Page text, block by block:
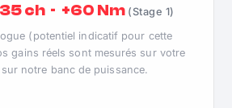
ch · +60 Nm (Stage 1)
(potentiel indicatif pour cette
gains réels sont mesurés sur votre
notre banc de puissance.